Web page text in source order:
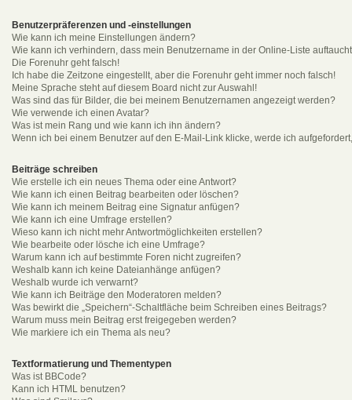
Benutzerpräferenzen und -einstellungen
Wie kann ich meine Einstellungen ändern?
Wie kann ich verhindern, dass mein Benutzername in der Online-Liste
Die Forenuhr geht falsch!
Ich habe die Zeitzone eingestellt, aber die Forenuhr geht immer noch falsch!
Meine Sprache steht auf diesem Board nicht zur Auswahl!
Was sind das für Bilder, die bei meinem Benutzernamen angezeigt werden?
Wie verwende ich einen Avatar?
Was ist mein Rang und wie kann ich ihn ändern?
Wenn ich bei einem Benutzer auf den E-Mail-Link klicke, werde ich
Beiträge schreiben
Wie erstelle ich ein neues Thema oder eine Antwort?
Wie kann ich einen Beitrag bearbeiten oder löschen?
Wie kann ich meinem Beitrag eine Signatur anfügen?
Wie kann ich eine Umfrage erstellen?
Wieso kann ich nicht mehr Antwortmöglichkeiten erstellen?
Wie bearbeite oder lösche ich eine Umfrage?
Warum kann ich auf bestimmte Foren nicht zugreifen?
Weshalb kann ich keine Dateianhänge anfügen?
Weshalb wurde ich verwarnt?
Wie kann ich Beiträge den Moderatoren melden?
Was bewirkt die „Speichern“-Schaltfläche beim Schreiben eines Beitrags?
Warum muss mein Beitrag erst freigegeben werden?
Wie markiere ich ein Thema als neu?
Textformatierung und Thementypen
Was ist BBCode?
Kann ich HTML benutzen?